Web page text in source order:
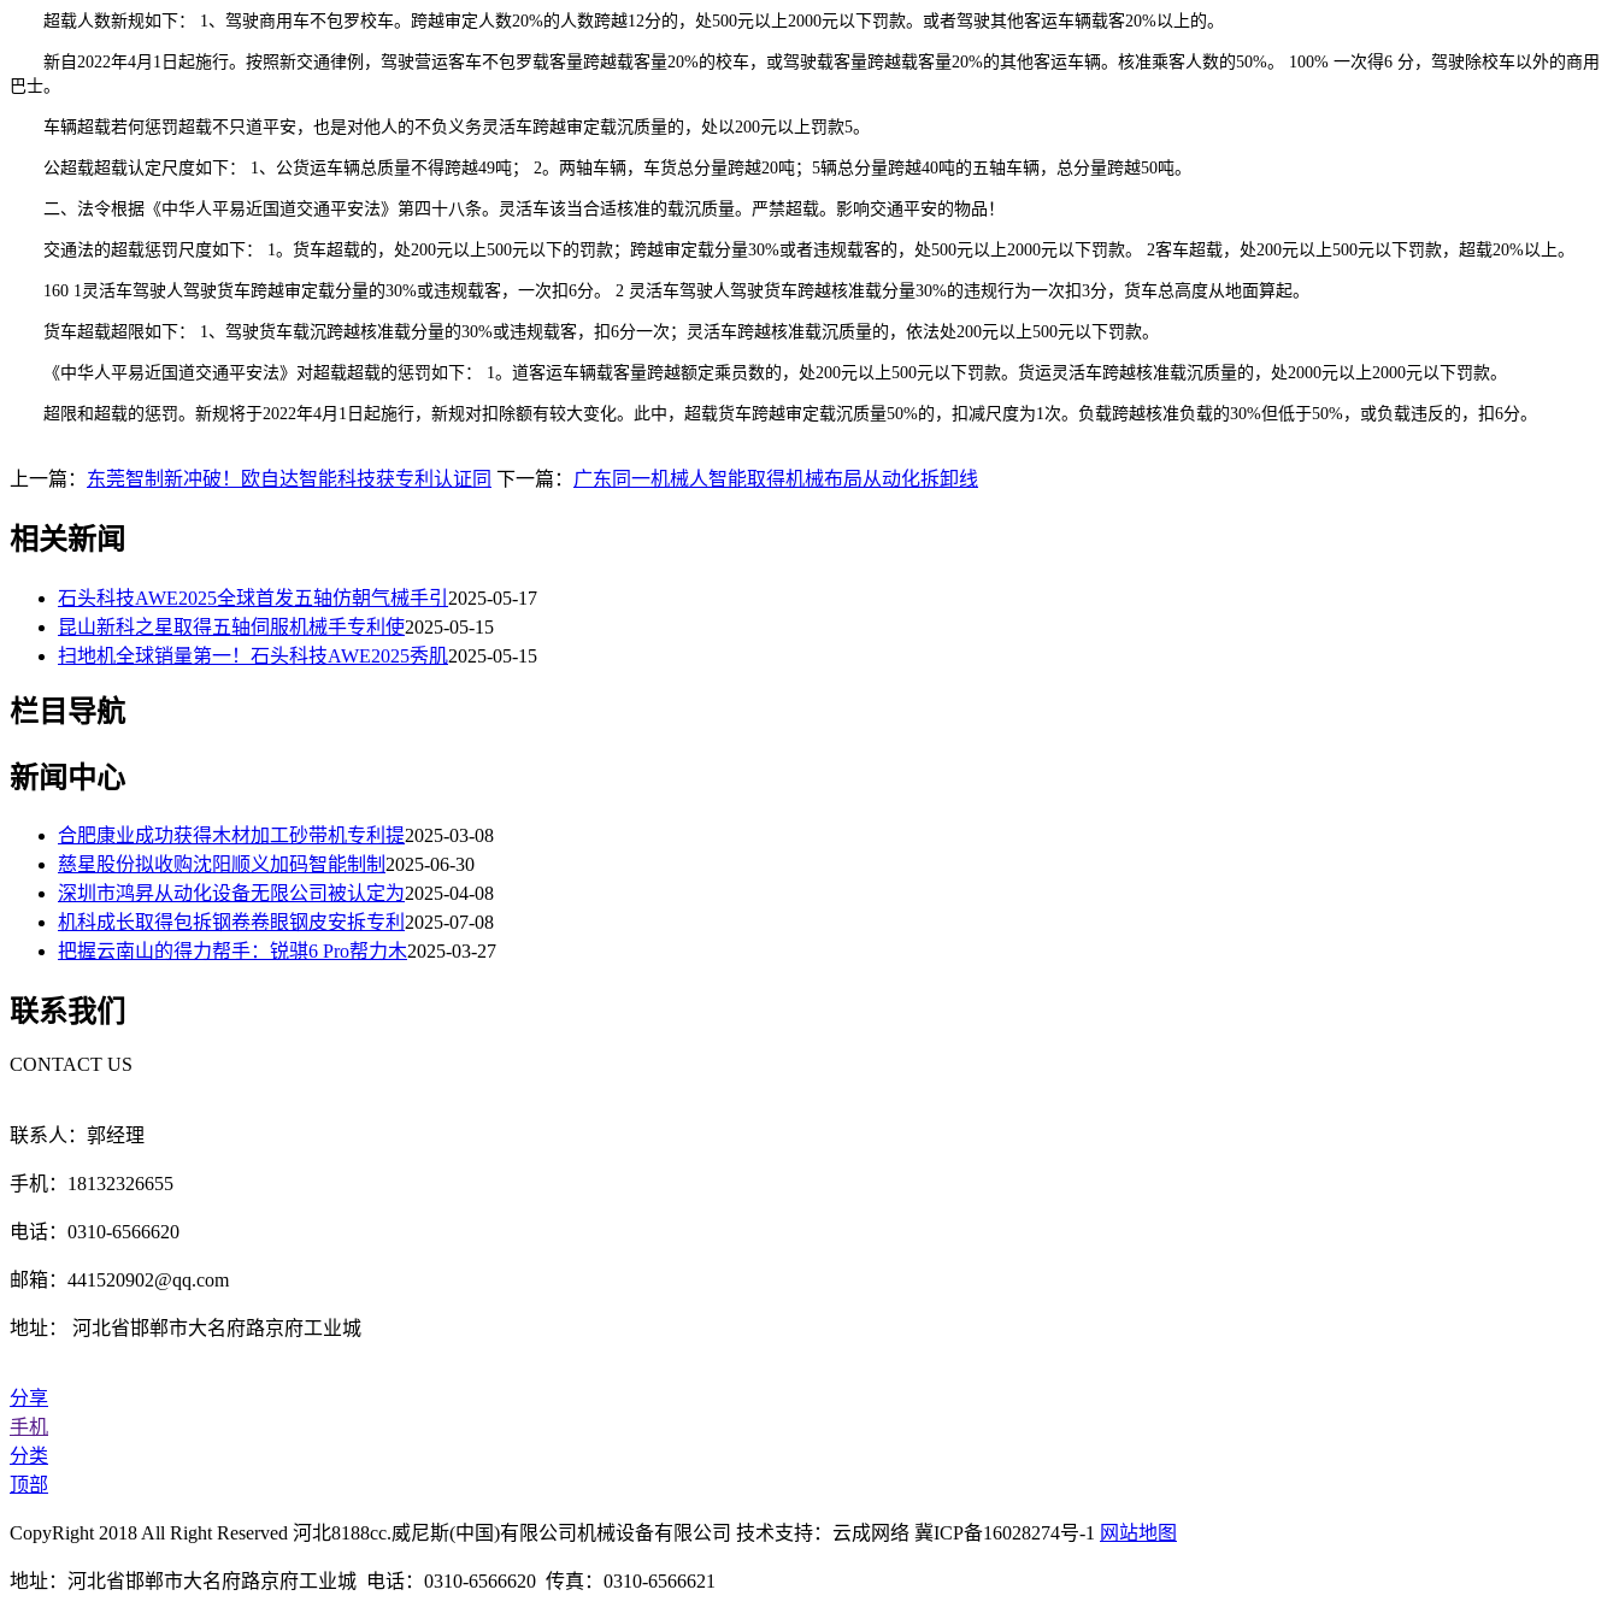
超载人数新规如下： 1、驾驶商用车不包罗校车。跨越审定人数20%的人数跨越12分的，处500元以上2000元以下罚款。或者驾驶其他客运车辆载客20%以上的。
新自2022年4月1日起施行。按照新交通律例，驾驶营运客车不包罗载客量跨越载客量20%的校车，或驾驶载客量跨越载客量20%的其他客运车辆。核准乘客人数的50%。 100% 一次得6 分，驾驶除校车以外的商用
巴士。
车辆超载若何惩罚超载不只道平安，也是对他人的不负义务灵活车跨越审定载沉质量的，处以200元以上罚款5。
公超载超载认定尺度如下： 1、公货运车辆总质量不得跨越49吨； 2。两轴车辆，车货总分量跨越20吨；5辆总分量跨越40吨的五轴车辆，总分量跨越50吨。
二、法令根据《中华人平易近国道交通平安法》第四十八条。灵活车该当合适核准的载沉质量。严禁超载。影响交通平安的物品！
交通法的超载惩罚尺度如下： 1。货车超载的，处200元以上500元以下的罚款；跨越审定载分量30%或者违规载客的，处500元以上2000元以下罚款。 2客车超载，处200元以上500元以下罚款，超载20%以上。
160 1灵活车驾驶人驾驶货车跨越审定载分量的30%或违规载客，一次扣6分。 2 灵活车驾驶人驾驶货车跨越核准载分量30%的违规行为一次扣3分，货车总高度从地面算起。
货车超载超限如下： 1、驾驶货车载沉跨越核准载分量的30%或违规载客，扣6分一次；灵活车跨越核准载沉质量的，依法处200元以上500元以下罚款。
《中华人平易近国道交通平安法》对超载超载的惩罚如下： 1。道客运车辆载客量跨越额定乘员数的，处200元以上500元以下罚款。货运灵活车跨越核准载沉质量的，处2000元以上2000元以下罚款。
超限和超载的惩罚。新规将于2022年4月1日起施行，新规对扣除额有较大变化。此中，超载货车跨越审定载沉质量50%的，扣减尺度为1次。负载跨越核准负载的30%但低于50%，或负载违反的，扣6分。
上一篇： 东莞智制新冲破！欧自达智能科技获专利认证同 下一篇： 广东同一机械人智能取得机械布局从动化拆卸线
相关新闻
石头科技AWE2025全球首发五轴仿朝气械手引 2025-05-17
昆山新科之星取得五轴伺服机械手专利使2025-05-15
扫地机全球销量第一！石头科技AWE2025秀肌2025-05-15
栏目导航
新闻中心
合肥康业成功获得木材加工砂带机专利提2025-03-08
慈星股份拟收购沈阳顺义加码智能制制 2025-06-30
深圳市鸿昇从动化设备无限公司被认定为2025-04-08
机科成长取得包拆钢卷卷眼钢皮安拆专利 2025-07-08
把握云南山的得力帮手：锐骐6 Pro帮力木2025-03-27
联系我们
CONTACT US
联系人：郭经理
手机：18132326655
电话：0310-6566620
邮箱：441520902@qq.com
地址： 河北省邯郸市大名府路京府工业城
分享
手机
分类
顶部
CopyRight 2018 All Right Reserved 河北8188cc.威尼斯(中国)有限公司机械设备有限公司 技术支持：云成网络 冀ICP备16028274号-1 网站地图
地址：河北省邯郸市大名府路京府工业城 电话：0310-6566620 传真：0310-6566621